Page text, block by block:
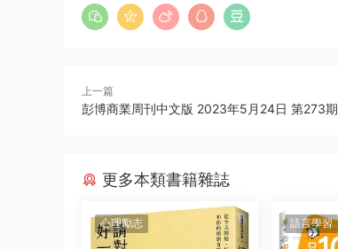
上一篇
彭博商業周刊中文版 2023年5月24日 第273期
更多本類書籍雜誌
心理勵志 語言學習